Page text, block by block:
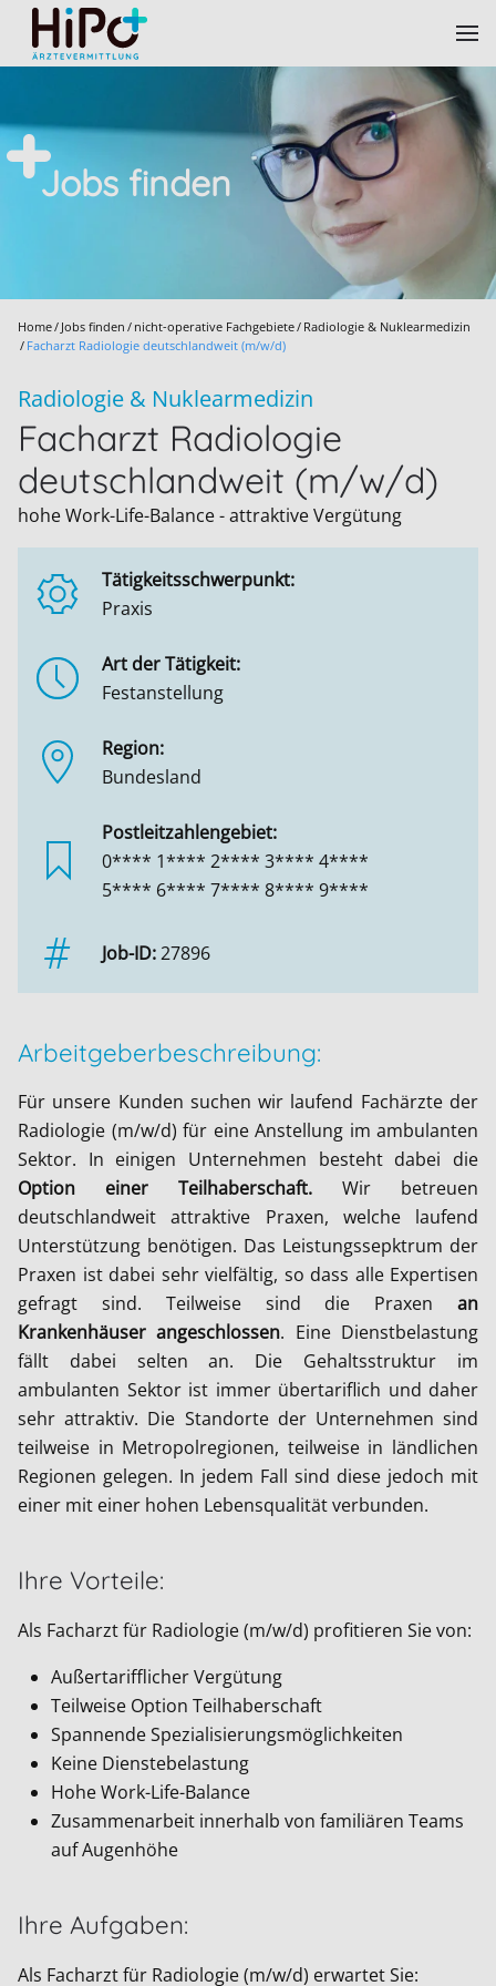
Skip to main content
Jobs finden
Home Jobs finden nicht-operative Fachgebiete Radiologie & Nuklearmedizin
Facharzt Radiologie deutschlandweit (m/w/d)
Radiologie & Nuklearmedizin
Facharzt Radiologie
deutschlandweit (m/w/d)
hohe Work-Life-Balance - attraktive Vergütung
Tätigkeitsschwerpunkt:
Praxis
Art der Tätigkeit:
Festanstellung
Region:
Bundesland
Postleitzahlengebiet:
0**** 1**** 2**** 3**** 4****
5**** 6**** 7**** 8**** 9****
Job-ID:27896
Arbeitgeberbeschreibung:
Für unsere Kunden suchen wir laufend Fachärzte der
Radiologie (m/w/d) für eine Anstellung im ambulanten
Sektor. In einigen Unternehmen besteht dabei die
Option einer Teilhaberschaft. Wir betreuen
deutschlandweit attraktive Praxen, welche laufend
Unterstützung benötigen. Das Leistungssepktrum der
Praxen ist dabei sehr vielfältig, so dass alle Expertisen
gefragt sind. Teilweise sind die Praxen an
Krankenhäuser angeschlossen. Eine Dienstbelastung
fällt dabei selten an. Die Gehaltsstruktur im
ambulanten Sektor ist immer übertariflich und daher
sehr attraktiv. Die Standorte der Unternehmen sind
teilweise in Metropolregionen, teilweise in ländlichen
Regionen gelegen. In jedem Fall sind diese jedoch mit
einer mit einer hohen Lebensqualität verbunden.
Ihre Vorteile:
Als Facharzt für Radiologie (m/w/d) profitieren Sie von:
Außertarifflicher Vergütung
Teilweise Option Teilhaberschaft
Spannende Spezialisierungsmöglichkeiten
Keine Dienstebelastung
Hohe Work-Life-Balance
Zusammenarbeit innerhalb von familiären Teams
auf Augenhöhe
Ihre Aufgaben:
Als Facharzt für Radiologie (m/w/d) erwartet Sie: